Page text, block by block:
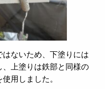
ないため、下塗りには
、上塗りは鉄部と同様の
用しました。